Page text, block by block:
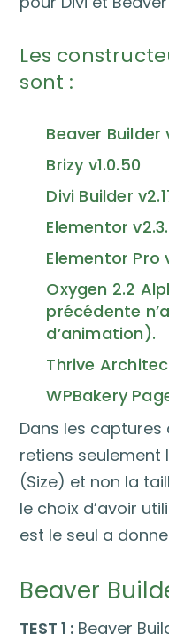
Les
sont :
Beaver Builder
Brizy v1.0.50
Divi Builder
Elementor
Elementor Pro
Oxygen 2.2
précédente
d’animation).
Thrive
WPBakery
Dans les captures
retiens seulement
(Size) et non la
le choix d’avoir
est le seul a
Beaver
TEST 1 : Beaver